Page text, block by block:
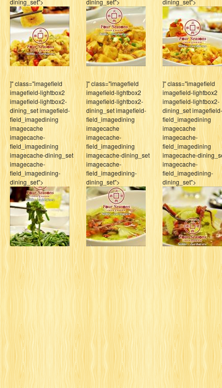
]" class="imagefield
imagefield-lightbox2
imagefield-lightbox2-
dining_set imagefield-
field_imagedining
imagecache
imagecache-
field_imagedining
imagecache-dining_set
imagecache-
field_imagedining-
dining_set">
]" class="imagefield
imagefield-lightbox2
imagefield-lightbox2-
dining_set imagefield-
field_imagedining
imagecache
imagecache-
field_imagedining
imagecache-dining_set
imagecache-
field_imagedining-
dining_set">
]" class="imagefield
imagefield-lightbox2
imagefield-lightbox2-
dining_set imagefield-
field_imagedining
imagecache
imagecache-
field_imagedining
imagecache-
imagecache-
field_imagedining-
dining_set">